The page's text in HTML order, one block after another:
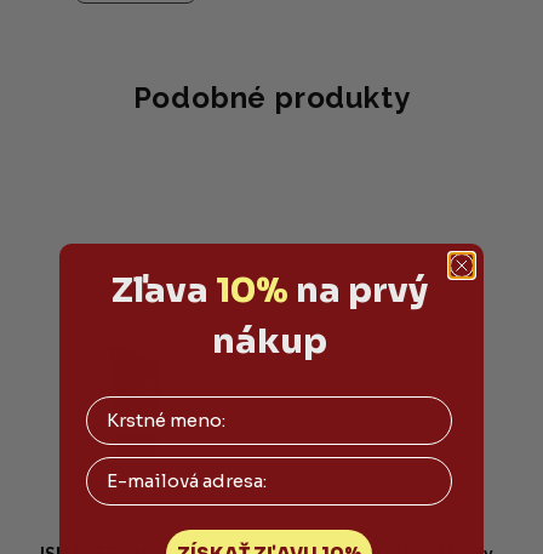
Podobné produkty
Zľava 10% na prvý
nákup
Email